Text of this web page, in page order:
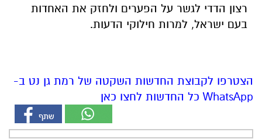
רצון הדדי לגשר על הפערים ולחזק את האחדות
בעם ישראל, למרות חילוקי הדעות.​​​​​​​​​​​​​​​​
הצטרפו לקבוצת החדשות השקטה של רמת גן נט ב-
WhatsApp כל החדשות לחצו כאן